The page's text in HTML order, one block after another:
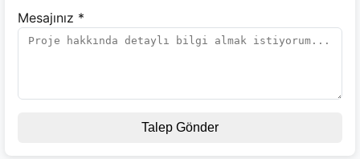
Mesajınız *
Talep Gönder